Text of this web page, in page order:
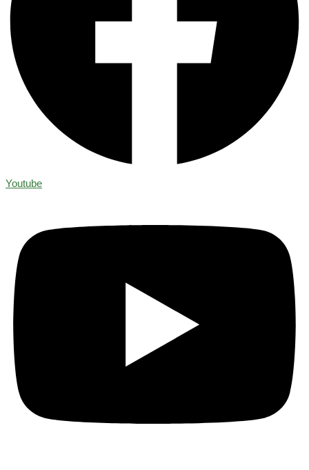
Youtube